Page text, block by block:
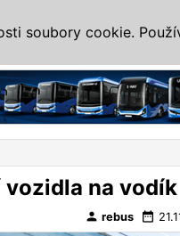
vozidla na vodík
person rebus date_range
soubory cookie.